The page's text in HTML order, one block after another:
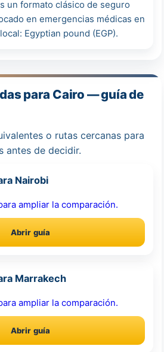
un formato clásico de seguro
en emergencias médicas en
Egyptian pound (EGP).
para Cairo — guía de
o rutas cercanas para
antes de decidir.
Nairobi
ampliar la comparación.
Abrir guía
Marrakech
ampliar la comparación.
Abrir guía